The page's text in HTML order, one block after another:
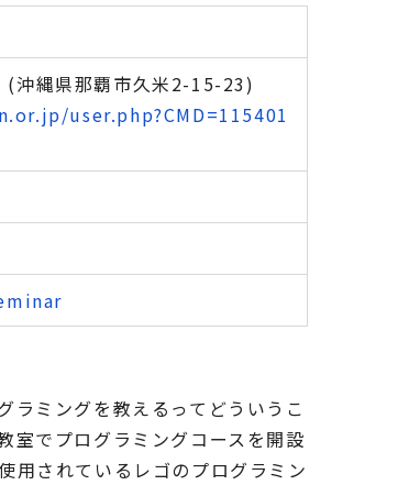
(沖縄県那覇市久米2-15-23)
user.php?CMD=115401
ラミングを教えるってどういうこ
室でプログラミングコースを開設
用されているレゴのプログラミン